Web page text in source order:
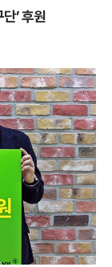
’ 후원